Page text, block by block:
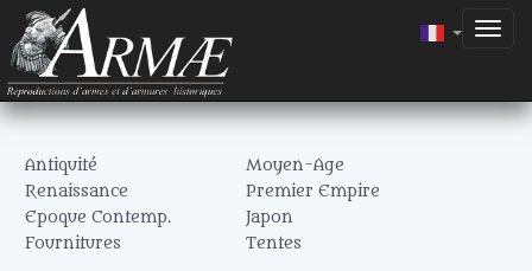
Antiquité
Moyen-Age
Renaissance
Premier Empire
Epoque Contemp.
Japon
Fournitures
Tentes